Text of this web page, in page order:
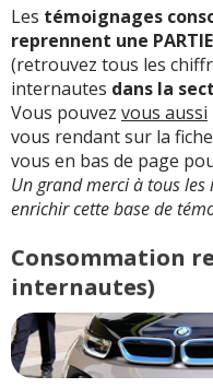
Les témoignages
reprennent une
(retrouvez tous les
internautes dans la
Vous pouvez vous aussi
vous rendant sur la
vous en bas de page
Un grand merci à tous
enrichir cette base de
Consommation
internautes)